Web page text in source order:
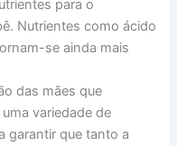
para o
Nutrientes como ácido
se ainda mais
das mães que
variedade de
garantir que tanto a